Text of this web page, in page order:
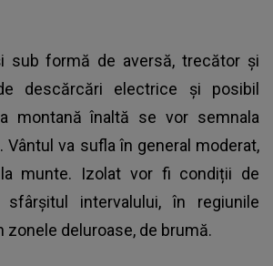
sub formă de aversă, trecător și
descărcări electrice și posibil
montană înaltă se vor semnala
Vântul va sufla în general moderat,
munte. Izolat vor fi condiții de
intervalului, în regiunile
zonele deluroase, de brumă.